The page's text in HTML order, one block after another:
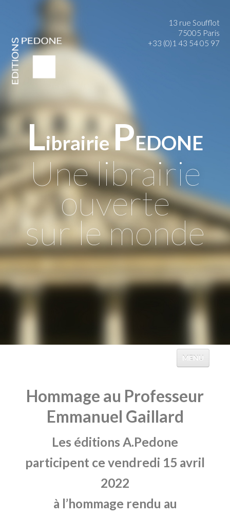
13 rue Soufflot
75005 Paris
+33 (0)1 43 54 05 97
LibrairiePEDONE
Une librairie
ouverte
sur le monde
MENU
ÉVÉNEMENTS
TABLES
CATALOGUES
Hommage au Professeur
Emmanuel Gaillard
Les éditions A.Pedone
participent ce vendredi 15 avril
2022
à l’hommage rendu au